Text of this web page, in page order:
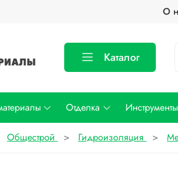
О
Каталог
Отделка Инструменты
Общестрой Гидроизоляция